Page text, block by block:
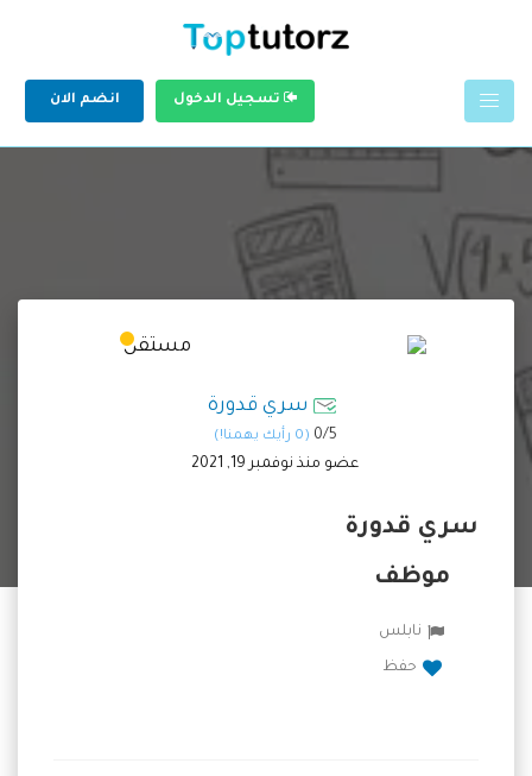
تسجيل الدخول انضم الان
سري قدورة
0/5 (0 رأيك يهمنا!)
عضو منذ نوفمبر 19, 2021
سري قدورة
موظف
نابلس
حفظ